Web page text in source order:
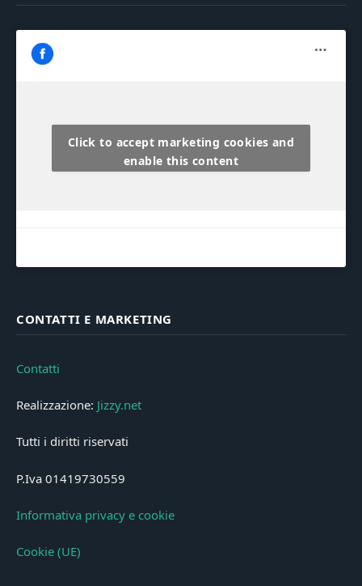
Click to accept marketing cookies and
enable this content
CONTATTI E MARKETING
Contatti
Realizzazione: Jizzy.net
Tutti i diritti riservati
P.Iva 01419730559
Informativa privacy e cookie
Cookie (UE)